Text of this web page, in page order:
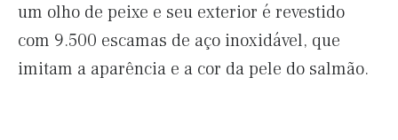
um olho de peixe e seu exterior é revestido
com 9.500 escamas de aço inoxidável, que
imitam a aparência e a cor da pele do salmão.